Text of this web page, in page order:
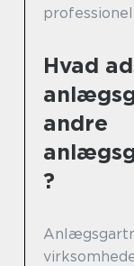
Hvad
andre
?